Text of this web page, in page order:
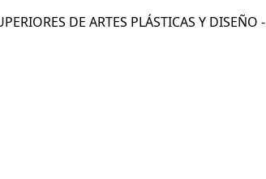
DE ARTES PLÁSTICAS Y DISEÑO -